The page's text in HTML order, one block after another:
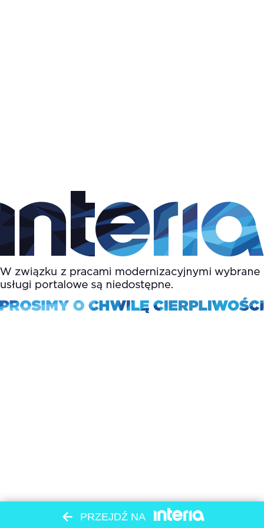
PRZEJDŹ NA